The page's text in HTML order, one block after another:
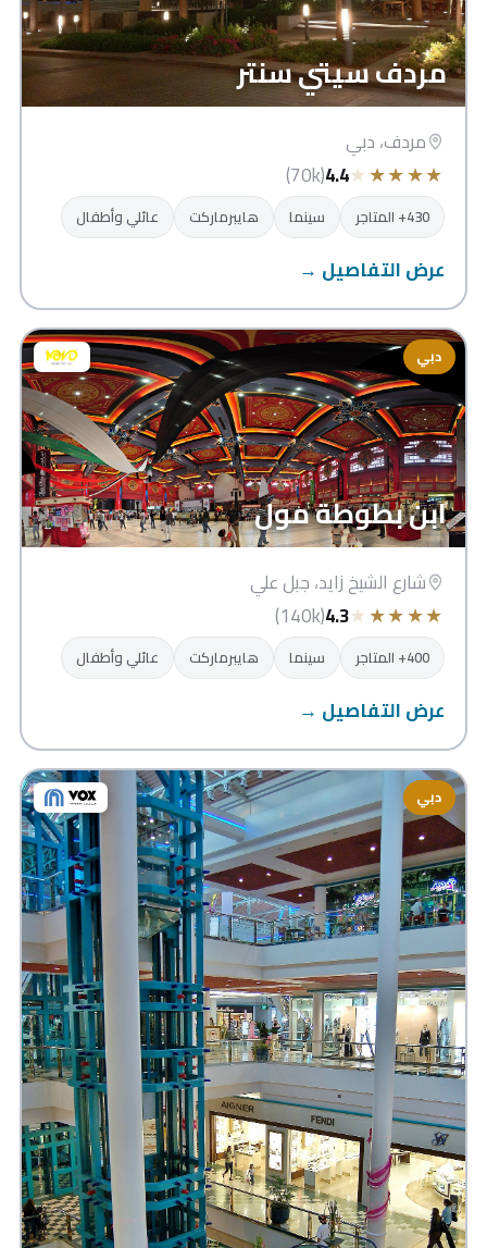
مردف سيتي سنتر
مردف، دبي
★
★
★
★
★
4.4
(70k)
430+ المتاجر سينما هايبرماركت عائلي وأطفال
عرض التفاصيل →
دبي
ابن بطوطة مول
شارع الشيخ زايد، جبل علي
★
★
★
★
★
4.3
(140k)
400+ المتاجر سينما هايبرماركت عائلي وأطفال
عرض التفاصيل →
دبي